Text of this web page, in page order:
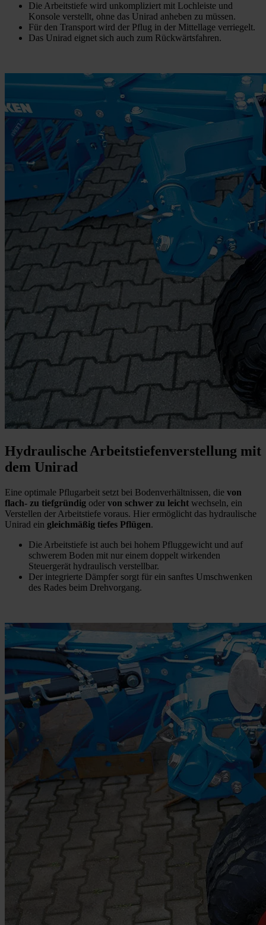
Die Arbeitstiefe wird unkompliziert mit Lochleiste und
Konsole verstellt, ohne das Unirad anheben zu müssen.
Für den Transport wird der Pflug in der Mittellage verriegelt.
Das Unirad eignet sich auch zum Rückwärtsfahren.
Hydraulische Arbeitstiefenverstellung mit
dem Unirad
Eine optimale Pflugarbeit setzt bei Bodenverhältnissen, die von
flach- zu tiefgründig oder von schwer zu leicht wechseln, ein
Verstellen der Arbeitstiefe voraus. Hier ermöglicht das hydraulische
Unirad ein gleichmäßig tiefes Pflügen.
Die Arbeitstiefe ist auch bei hohem Pfluggewicht und auf
schwerem Boden mit nur einem doppelt wirkenden
Steuergerät hydraulisch verstellbar.
Der integrierte Dämpfer sorgt für ein sanftes Umschwenken
des Rades beim Drehvorgang.